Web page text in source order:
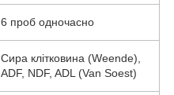
6 проб одночасно
Сира клітковина (Weende),
ADF, NDF, ADL (Van Soest)